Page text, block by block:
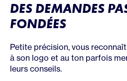
DES DEMANDES
FONDÉES
Petite précision, vous
à son logo et au ton parfois
leurs conseils.